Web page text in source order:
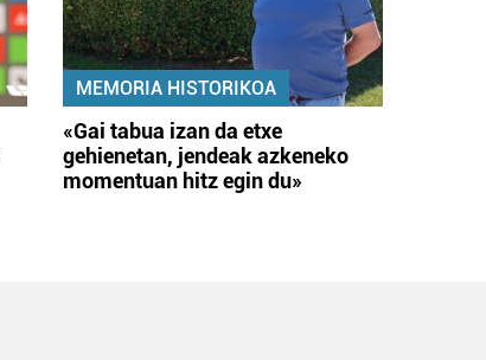
MEMORIA HISTORIKOA
«Gai tabua izan da etxe
gehienetan, jendeak azkeneko
momentuan hitz egin du»